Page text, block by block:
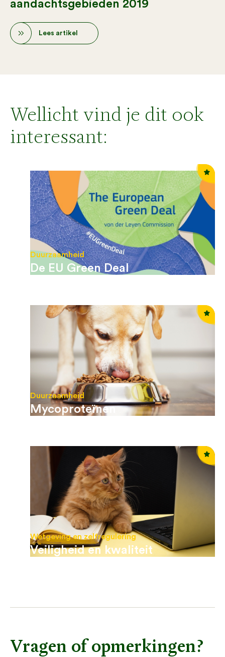
aandachtsgebieden 2019
Lees artikel
Wellicht vind je dit ook
interessant:
Duurzaamheid
De EU Green Deal
Duurzaamheid
Mycoproteïnen
Wetgeving en zelfregulering
Veiligheid en kwaliteit
Vragen of opmerkingen?